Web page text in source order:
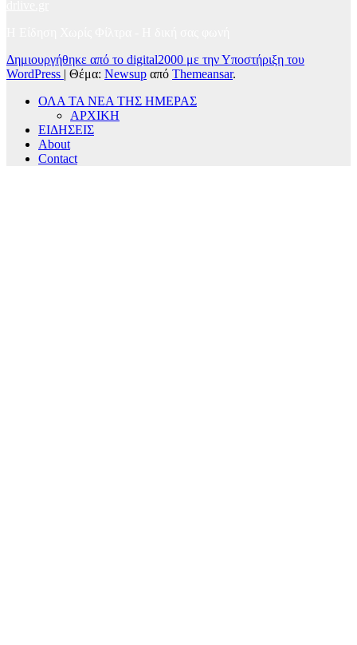
Δημιουργήθηκε από το digital2000 με την Υποστήριξη του
WordPress | Θέμα: Newsup από Themeansar.
ΟΛΑ ΤΑ ΝΕΑ ΤΗΣ ΗΜΕΡΑΣ
ΑΡΧΙΚΗ
ΕΙΔΗΣΕΙΣ
About
Contact